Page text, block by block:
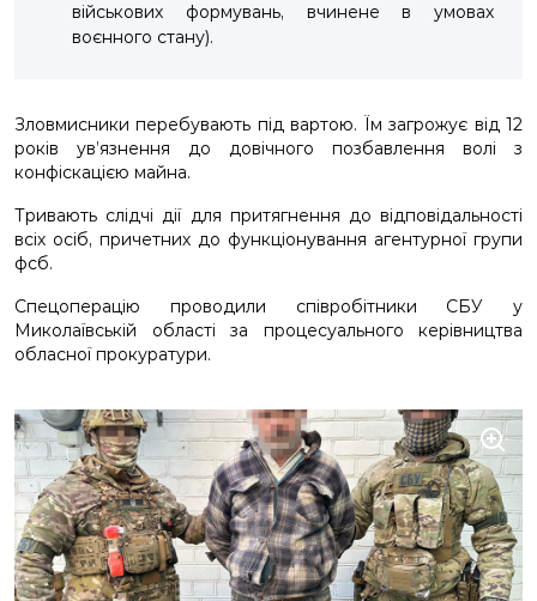
військових формувань, вчинене в умовах
воєнного стану).
Зловмисники перебувають під вартою. Їм загрожує від 12
років ув’язнення до довічного позбавлення волі з
конфіскацією майна.
Тривають слідчі дії для притягнення до відповідальності
всіх осіб, причетних до функціонування агентурної групи
фсб.
Спецоперацію проводили співробітники СБУ у
Миколаївській області за процесуального керівництва
обласної прокуратури.